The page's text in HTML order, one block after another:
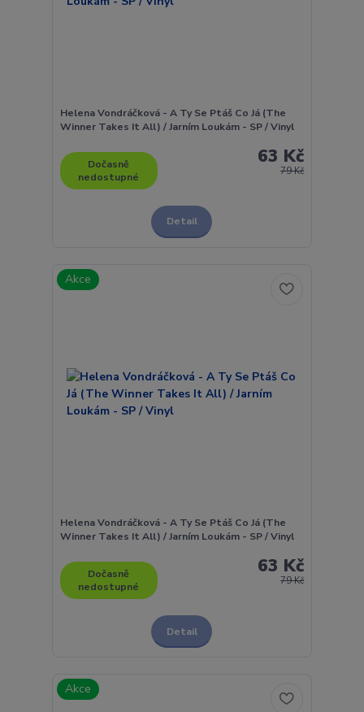
Helena Vondráčková - A Ty Se Ptáš Co Já (The
Winner Takes It All) / Jarním Loukám - SP / Vinyl
79 Kč
63 Kč
Dočasně
nedostupné
Detail
Akce
Helena Vondráčková - A Ty Se Ptáš Co Já (The
Winner Takes It All) / Jarním Loukám - SP / Vinyl
79 Kč
63 Kč
Dočasně
nedostupné
Detail
Akce